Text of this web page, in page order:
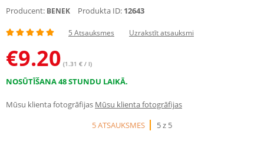
Producent: BENEK Produkta ID: 12643
5 Atsauksmes Uzrakstīt atsauksmi
€9.20 (1.31 € / l)
NOSŪTĪŠANA 48 STUNDU LAIKĀ.
Mūsu klienta fotogrāfijas Mūsu klienta fotogrāfijas
5 ATSAUKSMES
5 z 5